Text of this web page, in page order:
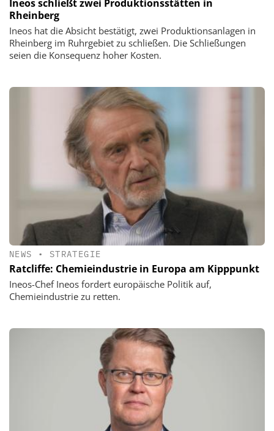
Ineos schließt zwei Produktionsstätten in
Rheinberg
Ineos hat die Absicht bestätigt, zwei Produktionsanlagen in
Rheinberg im Ruhrgebiet zu schließen. Die Schließungen
seien die Konsequenz hoher Kosten.
NEWS • STRATEGIE
Ratcliffe: Chemieindustrie in Europa am Kipppunkt
Ineos-Chef Ineos fordert europäische Politik auf,
Chemieindustrie zu retten.